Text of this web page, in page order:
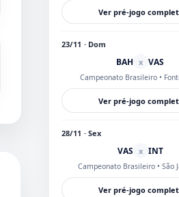
Ver pré-jogo
23/11 · Dom
BAH x VAS
Campeonato Brasileiro •
Ver pré-jogo
28/11 · Sex
VAS x INT
Campeonato Brasileiro • São
Ver pré-jogo